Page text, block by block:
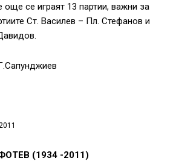
още се играят 13 партии, важни за
Ст. Василев – Пл. Стефанов и
(1934 -2011)